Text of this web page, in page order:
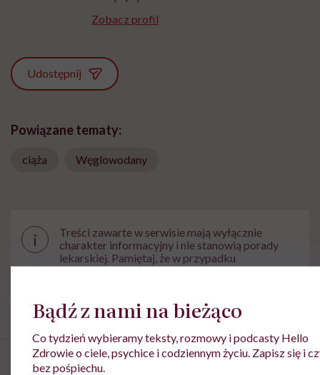
Zobacz profil
Udostępnij
Powiązane tematy:
ciąża Węglowodany
i
Treści zawarte w serwisie mają wyłącznie
charakter informacyjny i nie stanowią porady
lekarskiej. Pamiętaj, że w przypadku
problemów ze zdrowiem należy bezwzględnie
Bądź z nami na bieżąco
Co tydzień wybieramy teksty, rozmowy i podcasty Hello
Zdrowie o ciele, psychice i codziennym życiu. Zapisz się i
bez pośpiechu.